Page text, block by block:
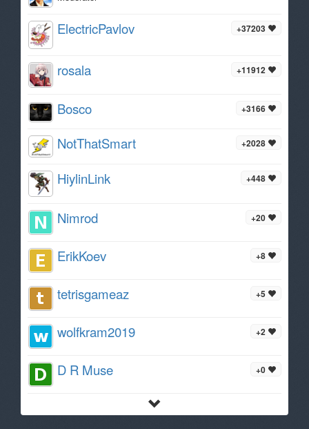
+37203
ElectricPavlov
+11912
rosala
+3166
Bosco
+2028
NotThatSmart
+448
HiylinLink
+20
Nimrod
+8
ErikKoev
+5
tetrisgameaz
+2
wolfkram2019
+0
D R Muse